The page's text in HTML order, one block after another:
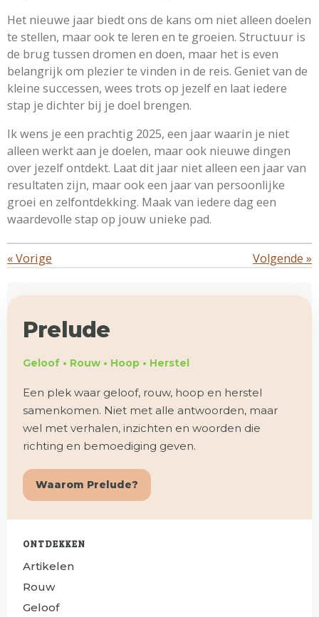
Het nieuwe jaar biedt ons de kans om niet alleen doelen
te stellen, maar ook te leren en te groeien. Structuur is
de brug tussen dromen en doen, maar het is even
belangrijk om plezier te vinden in de reis. Geniet van de
kleine successen, wees trots op jezelf en laat iedere
stap je dichter bij je doel brengen.
Ik wens je een prachtig 2025, een jaar waarin je niet
alleen werkt aan je doelen, maar ook nieuwe dingen
over jezelf ontdekt. Laat dit jaar niet alleen een jaar van
resultaten zijn, maar ook een jaar van persoonlijke
groei en zelfontdekking. Maak van iedere dag een
waardevolle stap op jouw unieke pad.
«Vorige Volgende »
Prelude
Geloof • Rouw • Hoop • Herstel
Een plek waar geloof, rouw, hoop en herstel
samenkomen. Niet met alle antwoorden, maar
wel met verhalen, inzichten en woorden die
richting en bemoediging geven.
Waarom Prelude?
ONTDEKKEN
Artikelen
Rouw
Geloof